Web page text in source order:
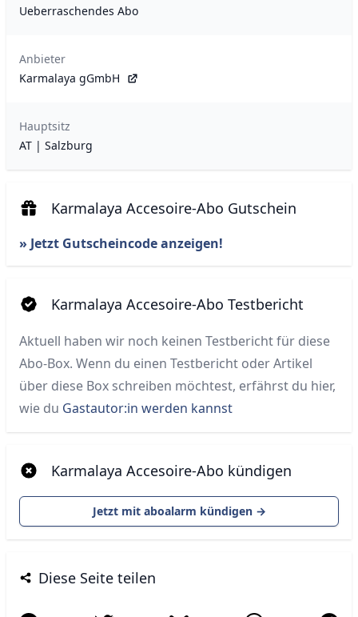
Ueberraschendes Abo
Anbieter
Karmalaya gGmbH
Hauptsitz
AT | Salzburg
Karmalaya Accesoire-Abo Gutschein
» Jetzt Gutscheincode anzeigen!
Karmalaya Accesoire-Abo Testbericht
Aktuell haben wir noch keinen Testbericht für diese
Abo-Box. Wenn du einen Testbericht oder Artikel
über diese Box schreiben möchtest, erfährst du hier,
wie du Gastautor:in werden kannst
Karmalaya Accesoire-Abo kündigen
Jetzt mit aboalarm kündigen →
Diese Seite teilen